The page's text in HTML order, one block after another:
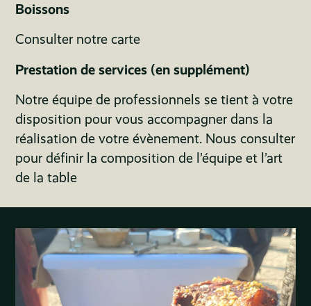
Boissons
Consulter notre carte
Prestation de services (en supplément)
Notre équipe de professionnels se tient à votre
disposition pour vous accompagner dans la
réalisation de votre évènement. Nous consulter
pour définir la composition de l’équipe et l’art
de la table